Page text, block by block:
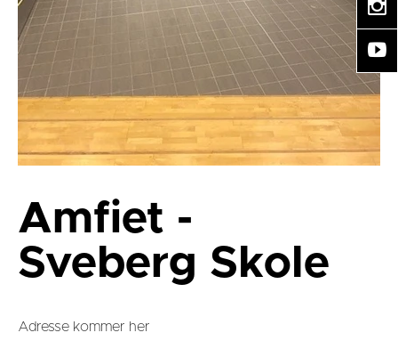
Amfiet -
Sveberg Skole
Adresse kommer her